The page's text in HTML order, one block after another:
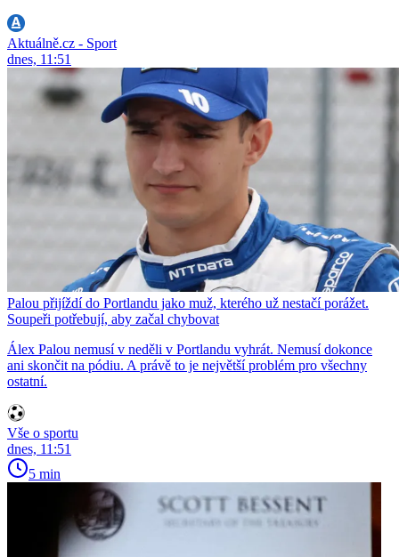
Aktuálně.cz - Sport
dnes, 11:51
Palou přijíždí do Portlandu jako muž, kterého už nestačí porážet.
Soupeři potřebují, aby začal chybovat
Álex Palou nemusí v neděli v Portlandu vyhrát. Nemusí dokonce
ani skončit na pódiu. A právě to je největší problém pro všechny
ostatní.
Vše o sportu
dnes, 11:51
5 min